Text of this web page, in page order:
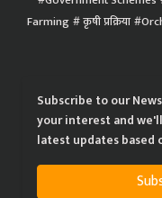
Farming कृषी प्रक्रिया
Subscribe to our
your interest and
latest updates based